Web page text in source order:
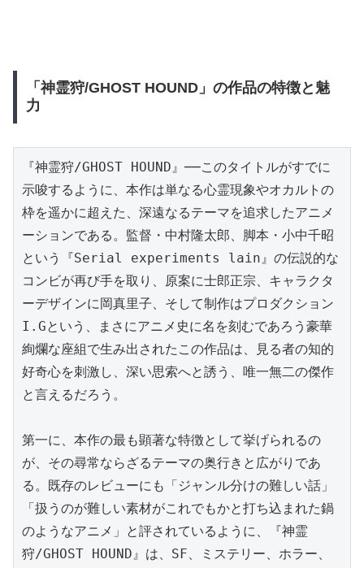
「神霊狩/GHOST HOUND」の作品の特徴と魅
力
『神霊狩/GHOST HOUND』──このタイトルがすでに
示唆するように、本作は単なる心霊現象やオカルトの
枠を遥かに超えた、深遠なるテーマを追求したアニメ
ーションである。監督・中村隆太郎、脚本・小中千昭
という『Serial experiments lain』の伝説的な
コンビが再び手を取り、原案に士郎正宗、キャラクタ
ーデザインに岡真里子、そして制作はプロダクション
I.Gという、まさにアニメ史に名を刻むであろう豪華
絢爛な座組で生み出されたこの作品は、見る者の知的
好奇心を刺激し、深い思索へと誘う、唯一無二の傑作
と言えるだろう。
第一に、本作の最も顕著な特徴として挙げられるの
が、その尋常ならざるテーマの奥行きと広がりであ
る。既存のレビューにも「ジャンル分けの難しい話」
「扱うのが難しい素材がこれでもかと打ち込まれた鍋
のようなアニメ」と評されているように、『神霊
狩/GHOST HOUND』は、SF、ミステリー、ホラー、